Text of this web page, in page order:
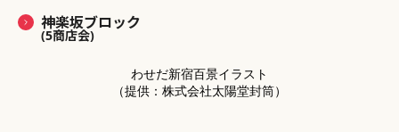
神楽坂ブロック
(5商店会)
わせだ新宿百景イラスト
（提供：株式会社太陽堂封筒）